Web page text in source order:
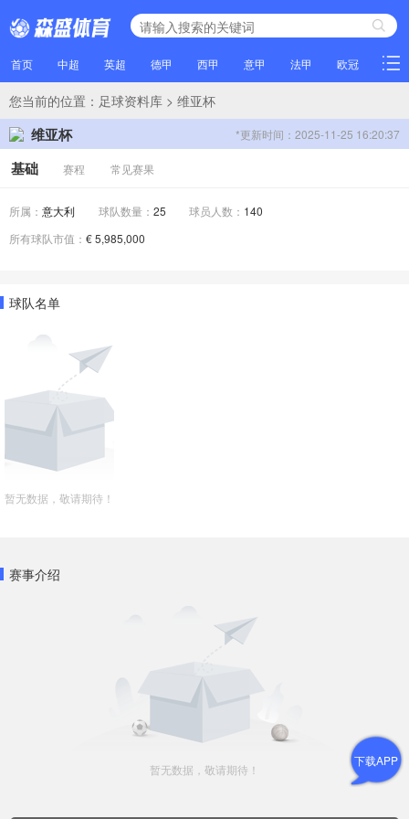
首页 中超 英超 德甲 西甲 意甲 法甲 欧冠 NBA
您当前的位置： 足球资料库 > 维亚杯
维亚杯 *更新时间：2025-11-25 16:20:37
基础 赛程 常见赛果
所属： 意大利 球队数量： 25 球员人数： 140
所有球队市值： € 5,985,000
球队名单
暂无数据，敬请期待！
赛事介绍
暂无数据，敬请期待！
下载APP